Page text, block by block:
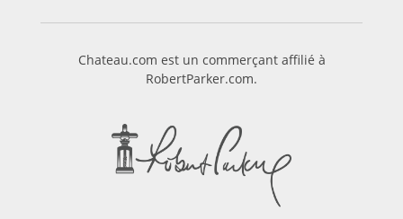
Chateau.com est un commerçant affilié à
RobertParker.com.